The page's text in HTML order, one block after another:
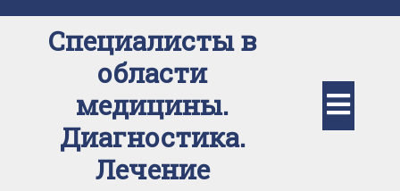
содержимомуСпециалисты в
области
медицины.
Диагностика.
Лечение